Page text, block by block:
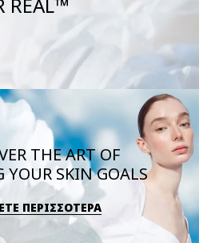
REAL™
THE ART OF
YOUR SKIN GOALS
ΠΕΡΙΣΣΟΤΕΡΑ